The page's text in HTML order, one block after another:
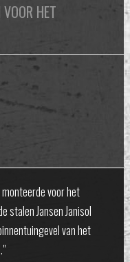
VOOR HET
voor het
stalen Jansen Janisol
van het